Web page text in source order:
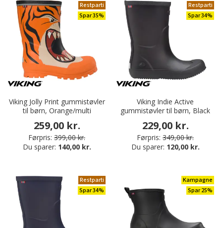
Restparti
Spar 35%
Viking Jolly Print gummistøvler
til børn, Orange/multi
259,00 kr.
Førpris: 399,00 kr.
Du sparer: 140,00 kr.
Restparti
Spar 34%
Viking Indie Active
gummistøvler til børn, Black
229,00 kr.
Førpris: 349,00 kr.
Du sparer: 120,00 kr.
Restparti
Spar 34%
Kampagne
Spar 25%